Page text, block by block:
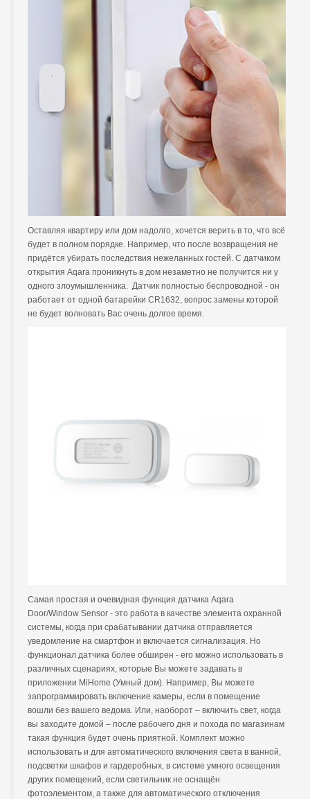
Оставляя квартиру или дом надолго, хочется верить в то, что всё
будет в полном порядке. Например, что после возвращения не
придётся убирать последствия нежеланных гостей. С датчиком
открытия Aqara проникнуть в дом незаметно не получится ни у
одного злоумышленника. Датчик полностью беспроводной - он
работает от одной батарейки CR1632, вопрос замены которой
не будет волновать Вас очень долгое время.
Самая простая и очевидная функция датчика Aqara
Door/Window Sensor - это работа в качестве элемента охранной
системы, когда при срабатывании датчика отправляется
уведомление на смартфон и включается сигнализация. Но
функционал датчика более обширен - его можно использовать в
различных сценариях, которые Вы можете задавать в
приложении MiHome (Умный дом). Например, Вы можете
запрограммировать включение камеры, если в помещение
вошли без вашего ведома. Или, наоборот – включить свет, когда
вы заходите домой – после рабочего дня и похода по магазинам
такая функция будет очень приятной. Комплект можно
использовать и для автоматического включения света в ванной,
подсветки шкафов и гардеробных, в системе умного освещения
других помещений, если светильник не оснащён
фотоэлементом, а также для автоматического отключения